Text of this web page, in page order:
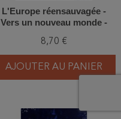
L'Europe réensauvagée -
Vers un nouveau monde -
8,70 €
AJOUTER AU PANIER